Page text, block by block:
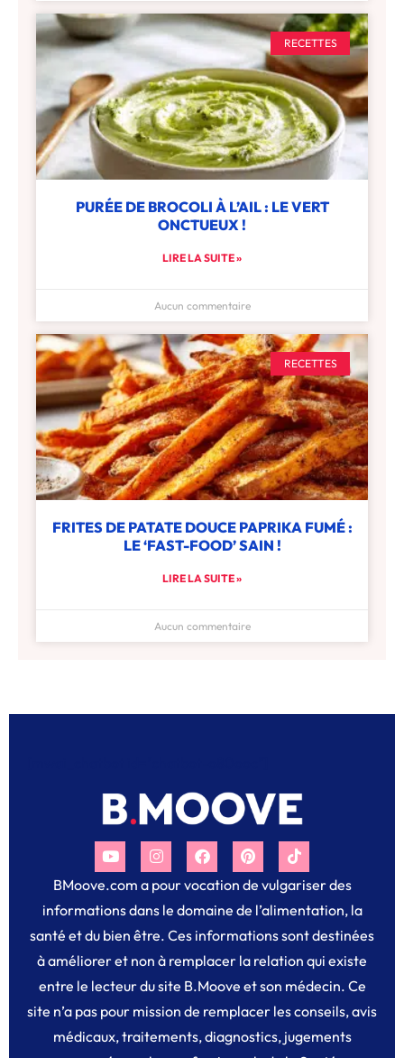
RECETTES
PURÉE DE BROCOLI À L’AIL : LE VERT
ONCTUEUX !
LIRE LA SUITE »
Aucun commentaire
RECETTES
FRITES DE PATATE DOUCE PAPRIKA FUMÉ :
LE ‘FAST-FOOD’ SAIN !
LIRE LA SUITE »
Aucun commentaire
BMoove.com a pour vocation de vulgariser des
informations dans le domaine de l’alimentation, la
santé et du bien être. Ces informations sont destinées
à améliorer et non à remplacer la relation qui existe
entre le lecteur du site B.Moove et son médecin. Ce
site n’a pas pour mission de remplacer les conseils, avis
médicaux, traitements, diagnostics, jugements